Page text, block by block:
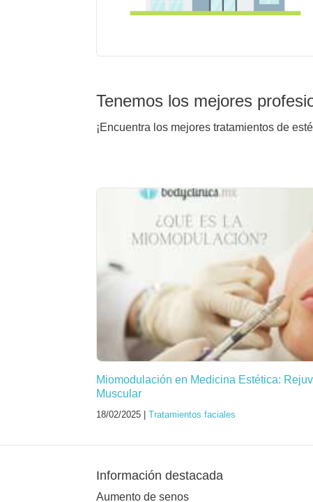
Tenemos los mejores
¡Encuentra los mejores tratamientos de
Miomodulación en Medicina Estética:
Muscular
18/02/2025 | Tratamientos faciales
Información destacada
Aumento de senos